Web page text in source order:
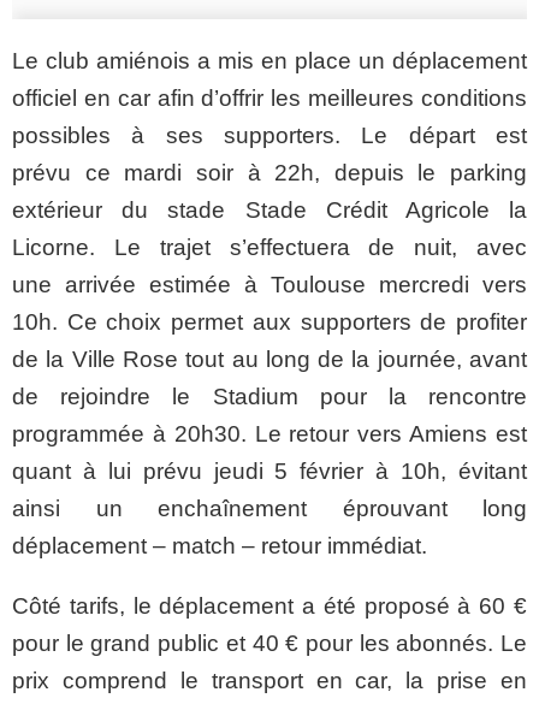
Le club amiénois a mis en place un déplacement
officiel en car afin d’offrir les meilleures conditions
possibles à ses supporters. Le départ est
prévu ce mardi soir à 22h, depuis le parking
extérieur du stade Stade Crédit Agricole la
Licorne. Le trajet s’effectuera de nuit, avec
une arrivée estimée à Toulouse mercredi vers
10h. Ce choix permet aux supporters de profiter
de la Ville Rose tout au long de la journée, avant
de rejoindre le Stadium pour la rencontre
programmée à 20h30. Le retour vers Amiens est
quant à lui prévu jeudi 5 février à 10h, évitant
ainsi un enchaînement éprouvant long
déplacement – match – retour immédiat.
Côté tarifs, le déplacement a été proposé à 60 €
pour le grand public et 40 € pour les abonnés. Le
prix comprend le transport en car, la prise en